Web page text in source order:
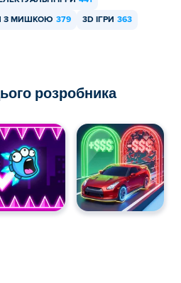
З МИШКОЮ 379 3D ІГРИ 363
розробника